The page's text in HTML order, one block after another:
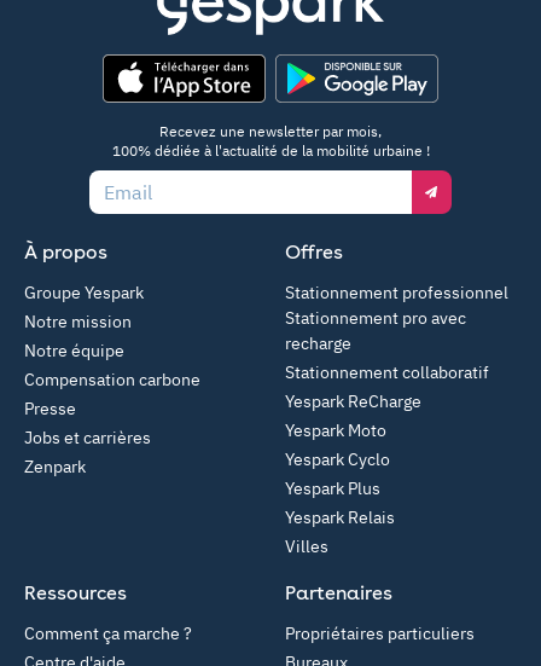
Recevez une newsletter par mois,
100% dédiée à l'actualité de la mobilité urbaine !
À propos
Groupe Yespark
Notre mission
Notre équipe
Compensation carbone
Presse
Jobs et carrières
Zenpark
Offres
Stationnement professionnel
Stationnement pro avec
recharge
Stationnement collaboratif
Yespark ReCharge
Yespark Moto
Yespark Cyclo
Yespark Plus
Yespark Relais
Villes
Partenaires
Propriétaires particuliers
Ressources
Comment ça marche ?